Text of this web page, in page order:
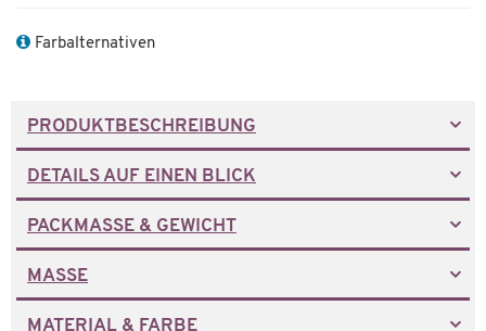
Farbalternativen
PRODUKTBESCHREIBUNG
DETAILS AUF EINEN BLICK
PACKMASSE & GEWICHT
MASSE
MATERIAL & FARBE